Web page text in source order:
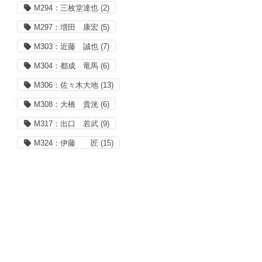
M294：三枚堂達也 (2)
M297：増田 康宏 (5)
M303：近藤 誠也 (7)
M304：都成 竜馬 (6)
M306：佐々木大地 (13)
M308：大橋 貴洸 (6)
M317：出口 若武 (9)
M324：伊藤 匠 (15)